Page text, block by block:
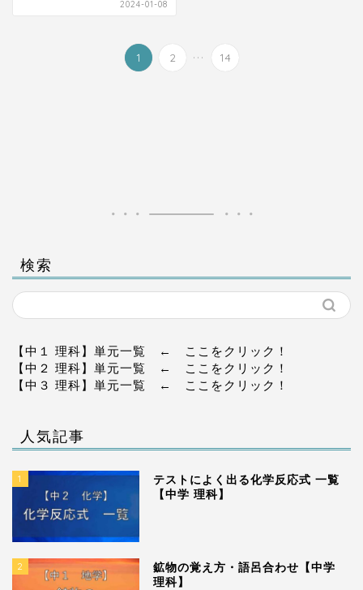
2024-01-08
1 2 ... 14
検索
【中１ 理科】単元一覧 ← ここをクリック！
【中２ 理科】単元一覧 ← ここをクリック！
【中３ 理科】単元一覧 ← ここをクリック！
人気記事
1
テストによく出る化学反応式 一覧
【中学 理科】
2
鉱物の覚え方・語呂合わせ【中学
理科】